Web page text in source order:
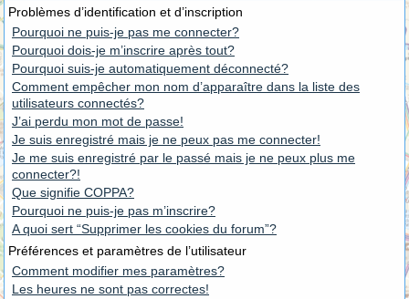
Problèmes d’identification et d’inscription
Pourquoi ne puis-je pas me connecter?
Pourquoi dois-je m’inscrire après tout?
Pourquoi suis-je automatiquement déconnecté?
Comment empêcher mon nom d’apparaître dans la liste des
utilisateurs connectés?
J’ai perdu mon mot de passe!
Je suis enregistré mais je ne peux pas me connecter!
Je me suis enregistré par le passé mais je ne peux plus me
connecter?!
Que signifie COPPA?
Pourquoi ne puis-je pas m’inscrire?
A quoi sert “Supprimer les cookies du forum”?
Préférences et paramètres de l’utilisateur
Comment modifier mes paramètres?
Les heures ne sont pas correctes!